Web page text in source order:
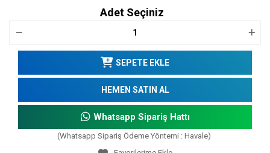
Adet Seçiniz
SEPETE EKLE
HEMEN SATIN AL
Whatsapp Sipariş Hattı
(Whatsapp Sipariş Ödeme Yöntemi : Havale)